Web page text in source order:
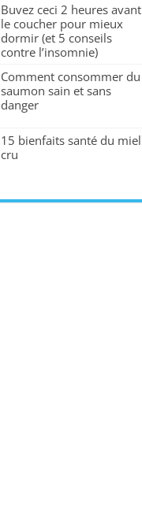
Buvez ceci 2 heures avant
le coucher pour mieux
dormir (et 5 conseils
contre l’insomnie)
Comment consommer du
saumon sain et sans
danger
15 bienfaits santé du miel
cru